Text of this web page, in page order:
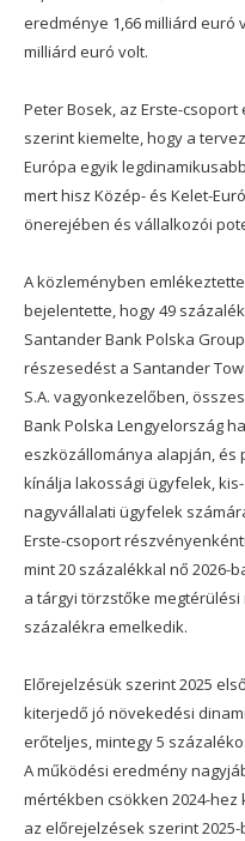
eredménye 1,66 milliárd euró
milliárd euró volt.
Peter Bosek, az Erste-
szerint kiemelte, hogy a
Európa egyik
mert hisz Közép- és Kelet-
önerejében és vállalkozói
A közleményben
bejelentette, hogy 49
Santander Bank Polska
részesedést a Santander
S.A. vagyonkezelőben,
Bank Polska Lengyelország
eszközállománya alapján, és
kínálja lakossági ügyfelek,
nagyvállalati ügyfelek
Erste-csoport
mint 20 százalékkal nő 2026-
a tárgyi törzstőke
százalékra emelkedik.
Előrejelzésük szerint 2025
kiterjedő jó növekedési
erőteljes, mintegy 5
A működési eredmény
mértékben csökken 2024-
az előrejelzések szerint